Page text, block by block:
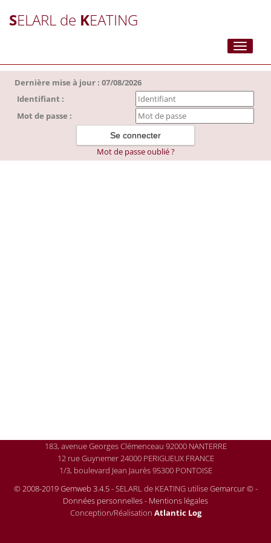
SELARL de KEATING
Toggle
Dernière mise à jour : 07/08/2026
Identifiant :
Mot de passe :
Mot de passe oublié ?
183, avenue Georges Clémenceau 92000 NANTERRE
12 rue Guynemer 24000 PERIGUEUX FRANCE
1/3, boulevard Jean Jaurès 95300 PONTOISE
© 2008-2019 Gemweb 3.4.5- SELARL de KEATING utiliseGemarcur ©-
Données personnelles- Mentions légales
Conception/Réalisation Atlantic Log